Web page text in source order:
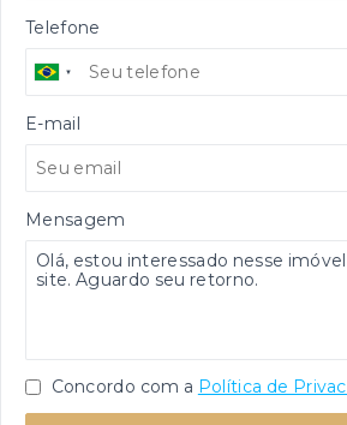
Telefone
E-mail
Mensagem
Concordo com a Política de